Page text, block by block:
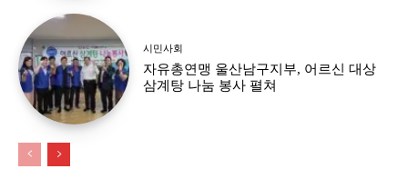
시민사회
자유총연맹 울산남구지부, 어르신 대상
삼계탕 나눔 봉사 펼쳐